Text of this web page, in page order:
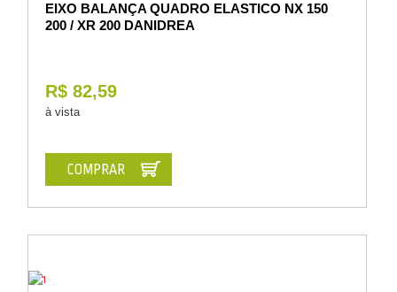
EIXO BALANÇA QUADRO ELASTICO NX 150
200 / XR 200 DANIDREA
R$ 82,59
à vista
COMPRAR